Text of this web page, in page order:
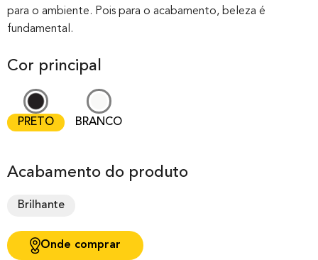
para o ambiente. Pois para o acabamento, beleza é
fundamental.
Cor principal
PRETO BRANCO
Acabamento do produto
Brilhante
Onde comprar